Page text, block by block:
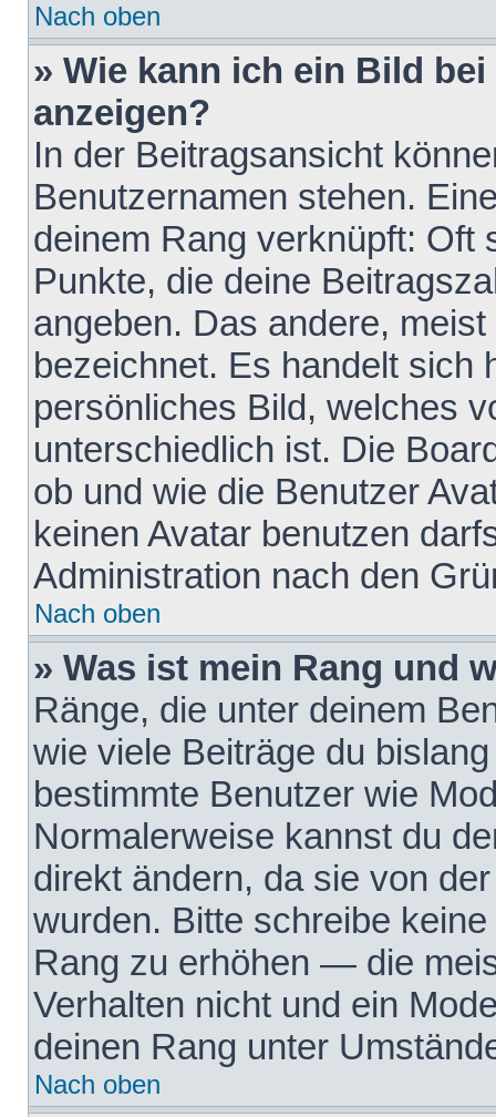
Nach oben
» Wie kann ich ein Bild
anzeigen?
In der Beitragsansicht
Benutzernamen stehen.
deinem Rang verknüpft: Oft
Punkte, die deine
angeben. Das andere,
bezeichnet. Es handelt sich
persönliches Bild, welches
unterschiedlich ist. Die
ob und wie die Benutzer
keinen Avatar benutzen
Administration nach den
Nach oben
» Was ist mein Rang und
Ränge, die unter deinem
wie viele Beiträge du
bestimmte Benutzer wie
Normalerweise kannst du
direkt ändern, da sie von
wurden. Bitte schreibe
Rang zu erhöhen — die
Verhalten nicht und ein
deinen Rang unter
Nach oben